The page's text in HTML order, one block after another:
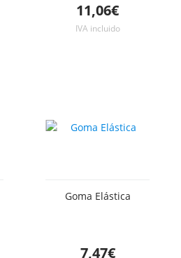
11,06€
IVA incluido
Goma Elástica
7,47€